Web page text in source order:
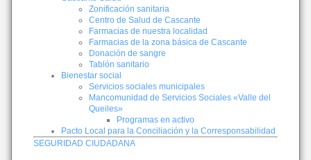
Zonificación sanitaria
Centro de Salud de Cascante
Farmacias de nuestra localidad
Farmacias de la zona básica de Cascante
Donación de sangre
Tablón sanitario
Bienestar social
Servicios sociales municipales
Mancomunidad de Servicios Sociales «Valle del
Queiles»
Programas en activo
Pacto Local para la Conciliación y la Corresponsabilidad
SEGURIDAD CIUDADANA